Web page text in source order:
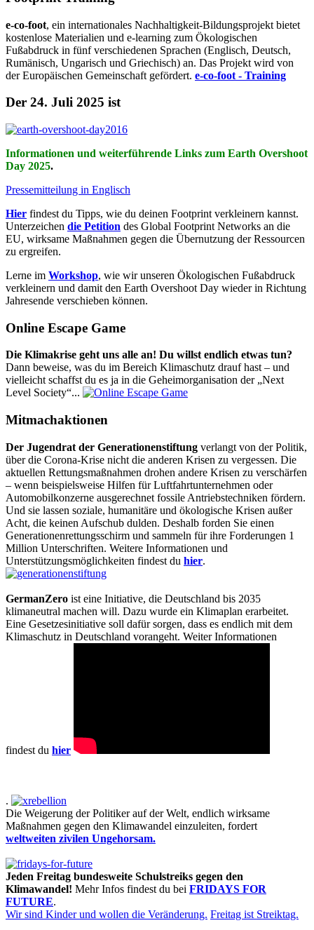
e-co-foot, ein internationales Nachhaltigkeit-Bildungsprojekt bietet
kostenlose Materialien und e-learning zum Ökologischen
Fußabdruck in fünf verschiedenen Sprachen (Englisch, Deutsch,
Rumänisch, Ungarisch und Griechisch) an. Das Projekt wird von
der Europäischen Gemeinschaft gefördert. e-co-foot - Training
Der 24. Juli 2025 ist
Informationen und weiterführende Links zum Earth Overshoot
Day 2025.
Pressemitteilung in Englisch
Hier findest du Tipps, wie du deinen Footprint verkleinern kannst.
Unterzeichen die Petition des Global Footprint Networks an die
EU, wirksame Maßnahmen gegen die Übernutzung der Ressourcen
zu ergreifen.
Lerne im Workshop, wie wir unseren Ökologischen Fußabdruck
verkleinern und damit den Earth Overshoot Day wieder in Richtung
Jahresende verschieben können.
Online Escape Game
Die Klimakrise geht uns alle an! Du willst endlich etwas tun?
Dann beweise, was du im Bereich Klimaschutz drauf hast – und
vielleicht schaffst du es ja in die Geheimorganisation der „Next
Level Society“...
Mitmachaktionen
Der Jugendrat der Generationenstiftung verlangt von der Politik,
über die Corona-Krise nicht die anderen Krisen zu vergessen. Die
aktuellen Rettungsmaßnahmen drohen andere Krisen zu verschärfen
– wenn beispielsweise Hilfen für Luftfahrtunternehmen oder
Automobilkonzerne ausgerechnet fossile Antriebstechniken fördern.
Und sie lassen soziale, humanitäre und ökologische Krisen außer
Acht, die keinen Aufschub dulden. Deshalb forden Sie einen
Generationenrettungsschirm und sammeln für ihre Forderungen 1
Million Unterschriften. Weitere Informationen und
Unterstützungsmöglichkeiten findest du hier.
GermanZero ist eine Initiative, die Deutschland bis 2035
klimaneutral machen will. Dazu wurde ein Klimaplan erarbeitet.
Eine Gesetzesinitiative soll dafür sorgen, dass es endlich mit dem
Klimaschutz in Deutschland vorangeht. Weiter Informationen
findest du hier
.
Die Weigerung der Politiker auf der Welt, endlich wirksame
Maßnahmen gegen den Klimawandel einzuleiten, fordert
weltweiten zivilen Ungehorsam.
Jeden Freitag bundesweite Schulstreiks gegen den
Klimawandel! Mehr Infos findest du bei FRIDAYS FOR
FUTURE.
Wir sind Kinder und wollen die Veränderung. Freitag ist Streiktag.